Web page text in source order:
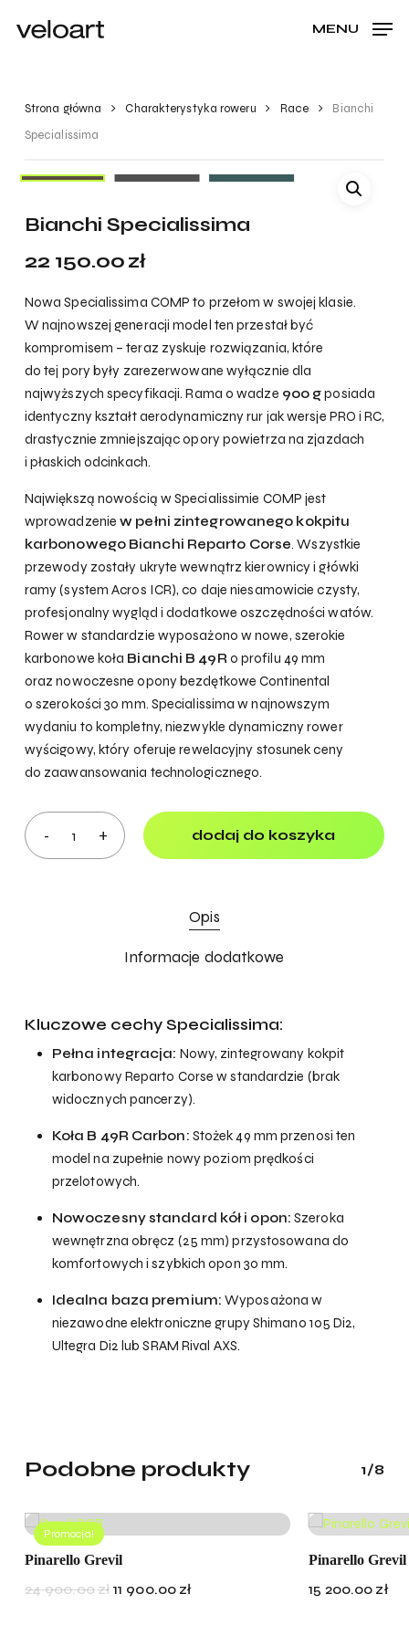
MENU
Cart CLOSE
Strona główna Charakterystyka roweru Race
Bianchi
Specialissima
Bianchi Specialissima
22 150.00zł
Nowa Specialissima COMP to przełom w swojej klasie.
W najnowszej generacji model ten przestał być
kompromisem – teraz zyskuje rozwiązania, które
do tej pory były zarezerwowane wyłącznie dla
najwyższych specyfikacji. Rama o wadze 900 gposiada
identyczny kształt aerodynamiczny rur jak wersje PRO i RC,
drastycznie zmniejszając opory powietrza na zjazdach
i płaskich odcinkach.
Największą nowością w Specialissimie COMP jest
wprowadzeniew pełni zintegrowanego kokpitu
karbonowego Bianchi Reparto Corse. Wszystkie
przewody zostały ukryte wewnątrz kierownicy i główki
ramy (system Acros ICR), co daje niesamowicie czysty,
profesjonalny wygląd i dodatkowe oszczędności watów.
Rower w standardzie wyposażono w nowe, szerokie
karbonowe koła Bianchi B 49R o profilu 49 mm
oraz nowoczesne opony bezdętkowe Continental
o szerokości 30 mm. Specialissima w najnowszym
wydaniu to kompletny, niezwykle dynamiczny rower
wyścigowy, który oferuje rewelacyjny stosunek ceny
do zaawansowania technologicznego.
dodaj do koszyka
Opis
Informacje dodatkowe
Kluczowe cechy Specialissima:
Pełna integracja: Nowy, zintegrowany kokpit
karbonowy Reparto Corse w standardzie (brak
widocznych pancerzy).
Koła B 49R Carbon: Stożek 49 mm przenosi ten
model na zupełnie nowy poziom prędkości
przelotowych.
Nowoczesny standard kół i opon: Szeroka
wewnętrzna obręcz (25 mm) przystosowana do
komfortowych i szybkich opon 30 mm.
Idealna baza premium: Wyposażona w
niezawodne elektroniczne grupy Shimano 105 Di2,
Ultegra Di2 lub SRAM Rival AXS.
Podobne produkty 1/8
Promocja!
Pinarello Grevil
24 900.00zł Pierwotna
11 900.00 złAktualna
Pinarello Grevil
15 200.00 zł